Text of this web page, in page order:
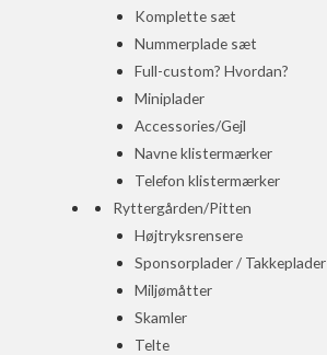
Komplette sæt
Nummerplade sæt
Full-custom? Hvordan?
Miniplader
Accessories/Gejl
Navne klistermærker
Telefon klistermærker
Ryttergården/Pitten
Højtryksrensere
Sponsorplader / Takkeplader
Miljømåtter
Skamler
Telte